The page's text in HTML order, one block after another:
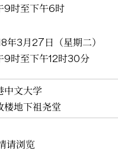
9时至下午6时
年3月27日（星期二）
9时至下午12时30分
中文大学
楼地下祖尧堂
请浏览